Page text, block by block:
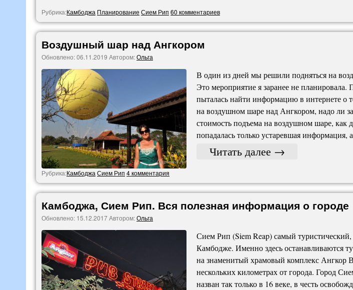
Рубрика:Камбоджа Планирование Сием Рип 60 комментариев
Воздушный шар над Ангкором
Обновлено:06.11.2019 Автором:Ольга
В один из дней мы решили подняться на
Это мероприятие я заранее не
пыталась найти информацию в интернете о
на воздушном шаре над Ангкором, надо ли
стоимость подъема на воздушном шаре, как
попадалась только устаревшая
Читать далее →
Рубрика:Камбоджа Сием Рип 4 комментария
Камбоджа, Сием Рип. Вся полезная информация о городе
Обновлено: 15.12.2017Автором:Ольга
Сием Рип (Siem Reap) самый
Камбодже. Именно здесь останавливаются
на знаменитый храмовый комплекс Ангкор
нескольких километрах от города. Город
назван так только в 16 веке, в честь